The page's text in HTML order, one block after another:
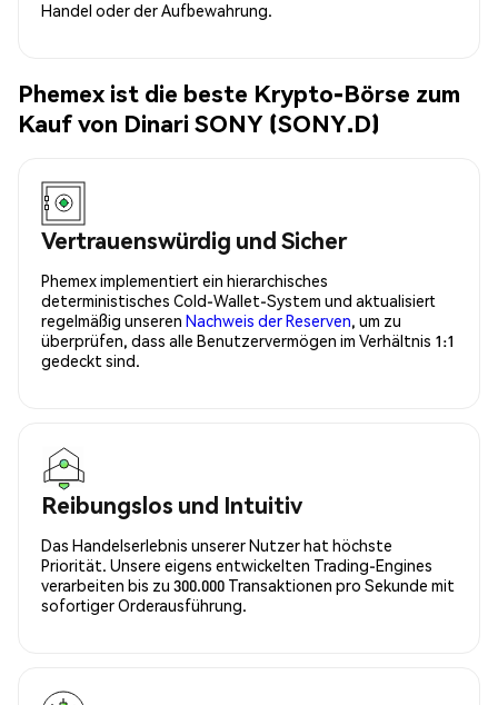
Handel oder der Aufbewahrung.
Phemex ist die beste Krypto-Börse zum
Kauf von Dinari SONY (SONY.D)
Vertrauenswürdig und Sicher
Phemex implementiert ein hierarchisches
deterministisches Cold-Wallet-System und aktualisiert
regelmäßig unseren Nachweis der Reserven, um zu
überprüfen, dass alle Benutzervermögen im Verhältnis 1:1
gedeckt sind.
Reibungslos und Intuitiv
Das Handelserlebnis unserer Nutzer hat höchste
Priorität. Unsere eigens entwickelten Trading-Engines
verarbeiten bis zu 300.000 Transaktionen pro Sekunde mit
sofortiger Orderausführung.